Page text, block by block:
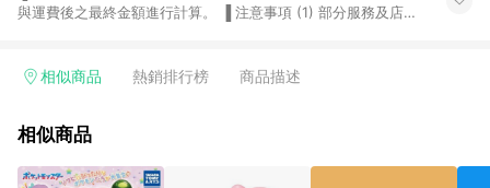
與運費後之最終金額進行計算。 ▐ 注意事項 (1) 部分服務及店家
Smart mobile、神腦生活、JS巨盛、樂天KOBO電子書，請詳閱
台灣樂天市場，並在同一瀏覽器於24小時內結帳，才享有 LINE
市場 45 天內完成訂單出貨及結帳，則不符合贈點資格。 (4) 如
相似商品 熱銷排行榜 商品描述
相似商品